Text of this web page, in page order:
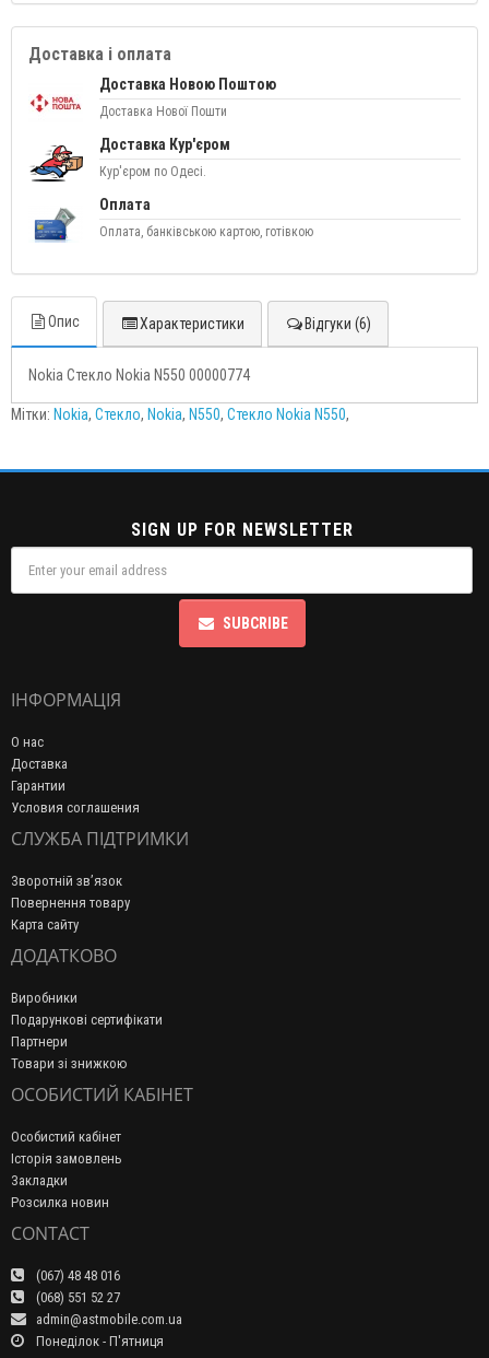
Доставка і оплата
Доставка Новою Поштою
Доставка Нової Пошти
Доставка Кур'єром
Кур'єром по Одесі.
Оплата
Оплата, банківською картою, готівкою
Опис Характеристики Відгуки (6)
Nokia Стекло Nokia N550 00000774
Мітки: Nokia, Стекло, Nokia, N550, Стекло Nokia N550,
SIGN UP FOR NEWSLETTER
SUBCRIBE
ІНФОРМАЦІЯ
О нас
Доставка
Гарантии
Условия соглашения
СЛУЖБА ПІДТРИМКИ
Зворотній зв’язок
Повернення товару
Карта сайту
ДОДАТКОВО
Виробники
Подарункові сертифікати
Партнери
Товари зі знижкою
ОСОБИСТИЙ КАБІНЕТ
Особистий кабінет
Історія замовлень
Закладки
Розсилка новин
CONTACT
(067) 48 48 016
(068) 551 52 27
admin@astmobile.com.ua
Понеділок - П'ятниця